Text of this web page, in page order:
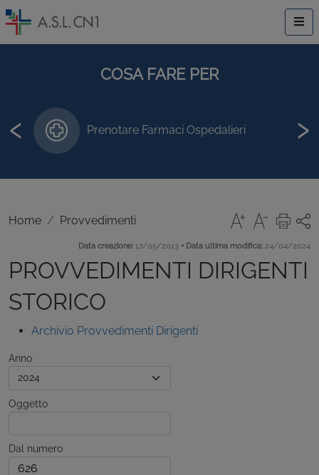
COSA FARE PER
Prenotare Farmaci Ospedalieri
‹ ›
Home Provvedimenti
Data creazione: 17/05/2013 • Data ultima modifica: 24/04/2024
PROVVEDIMENTI DIRIGENTI
STORICO
Archivio Provvedimenti Dirigenti
Anno
Oggetto
Dal numero